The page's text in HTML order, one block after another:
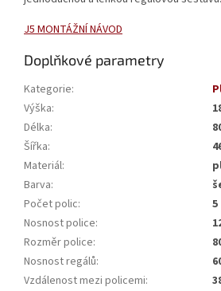
J5 MONTÁŽNÍ NÁVOD
Doplňkové parametry
Kategorie:
Výška:
Délka:
Šířka:
Materiál:
Barva:
Počet polic:
5
Nosnost police:
Rozměr police:
Nosnost regálů:
Vzdálenost mezi policemi: